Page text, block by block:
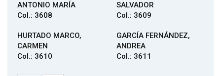
ANTONIO MARÍA
Col.: 3608
SALVADOR
Col.: 3609
HURTADO MARCO,
CARMEN
Col.: 3610
GARCÍA FERNÁNDEZ,
ANDREA
Col.: 3611